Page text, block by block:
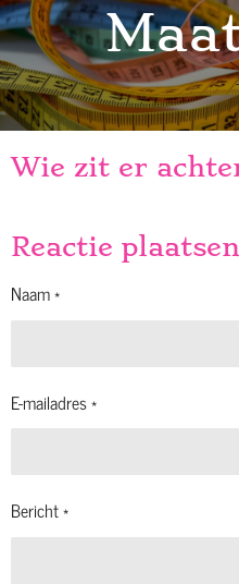
Wie zit er
Reactie plaatsen
Naam *
E-mailadres *
Bericht *